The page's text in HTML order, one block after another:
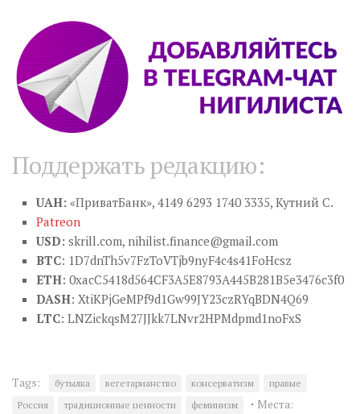
Поддержать редакцию:
UAH: «ПриватБанк», 4149 6293 1740 3335, Кутний С.
Patreon
USD: skrill.com, nihilist.finance@gmail.com
BTC: 1D7dnTh5v7FzToVTjb9nyF4c4s41FoHcsz
ETH: 0xacC5418d564CF3A5E8793A445B281B5e3476c3f0
DASH: XtiKPjGeMPf9d1Gw99JY23czRYqBDN4Q69
LTC: LNZickqsM27JJkk7LNvr2HPMdpmd1noFxS
Tags: бутылка вегетарианство консерватизм
правые
Россия
традиционные ценности феминизм · Места: